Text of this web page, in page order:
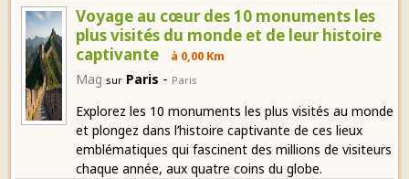
Voyage au cœur des 10 monuments les
plus visités du monde et de leur histoire
captivante
à 0,00 Km
Mag sur Paris - Paris
Explorez les 10 monuments les plus visités au monde
et plongez dans l’histoire captivante de ces lieux
emblématiques qui fascinent des millions de visiteurs
chaque année, aux quatre coins du globe.